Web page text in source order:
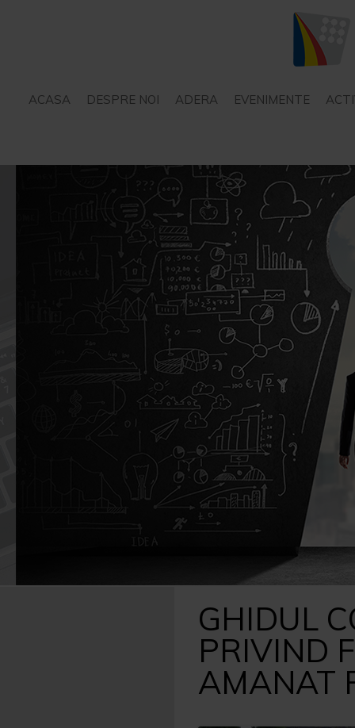
ACASA DESPRE NOI
SERVICII – CONSILIERE
PROIECTE
ADERA EVENIMENTE
GHIDUL
PRIVIND
AMANAT